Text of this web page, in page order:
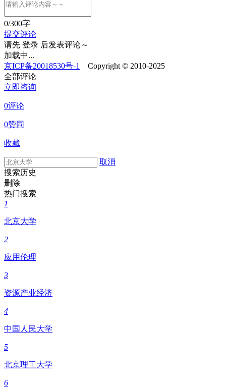
0/300字
提交评论
请先 登录 后发表评论～
加载中...
京ICP备20018530号-1 Copyright © 2010-2025
全部评论
立即咨询
0评论
0赞同
收藏
取消
搜索历史
删除
热门搜索
1
北京大学
2
应用伦理
3
资源产业经济
4
中国人民大学
5
北京理工大学
6